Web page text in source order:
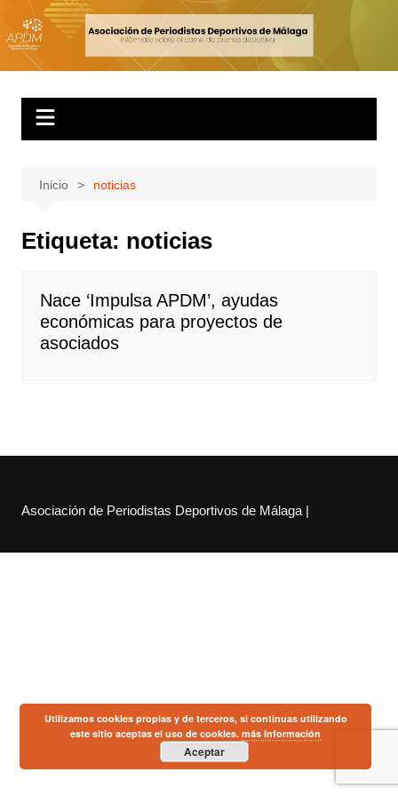
Inicio noticias
Etiqueta: noticias
Nace ‘Impulsa APDM’, ayudas
económicas para proyectos de
asociados
Asociación de Periodistas Deportivos de Málaga |
Utilizamos cookies propias y de terceros, si continuas utilizando
este sitio aceptas el uso de cookies.más información
Aceptar